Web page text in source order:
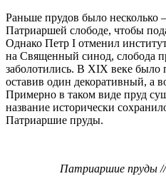
Раньше прудов было несколько
Патриаршей слободе, чтобы
Однако Петр I отменил
на Священный синод, слобода
заболотились. В XIX веке было
оставив один декоративный, а
Примерно в таком виде пруд
название исторически
Патриаршие пруды.
Патриаршие пруды